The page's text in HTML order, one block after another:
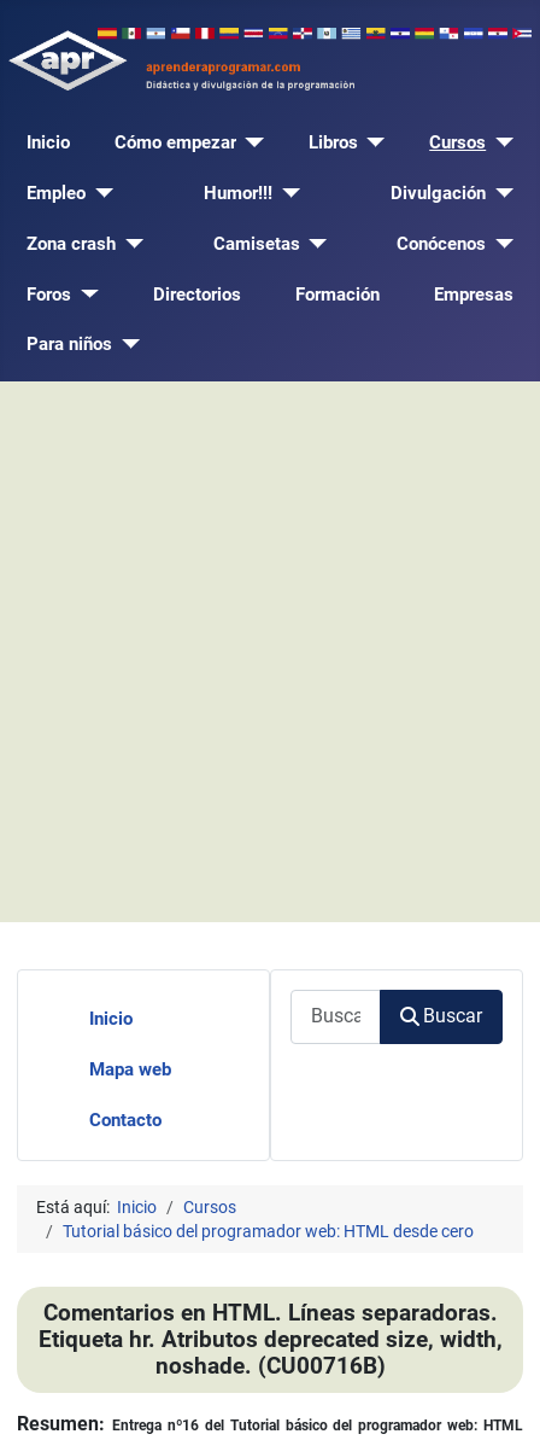
Inicio Cómo empezar Libros Cursos
Empleo Humor!!! Divulgación
Zona crash Camisetas Conócenos
Foros Directorios Formación Empresas
Para niños
Inicio
Mapa web
Contacto
Buscar
Está aquí: Inicio
Cursos
Tutorial básico del programador web: HTML desde cero
Comentarios en HTML. Líneas separadoras.
Etiqueta hr. Atributos deprecated size, width,
noshade. (CU00716B)
Detalles
Resumen: Entrega nº16 del Tutorial básico del programador web: HTML